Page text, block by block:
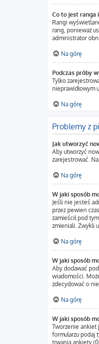
Co to jest ranga
Rangi
rang, ponieważ
administrator
Na górę
Podczas próby
Tylko
nieprawidłowym
Na górę
Problemy z
Jak utworzyć
Aby utworzyć
zarejestrować.
Na górę
W jaki sposób
Jeśli nie jesteś
przez pewien
zamieścił pod
zmieniali. Zwykli
Na górę
W jaki sposób
Aby dodawać
wiadomości.
zdecydować o
Na górę
W jaki sposób
Tworzenie ankiet
formularzu podaj
trwania ankiety